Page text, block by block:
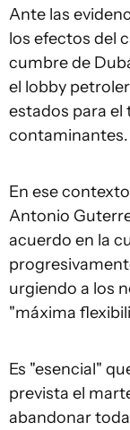
Ante las
los efectos del
cumbre de
el lobby
estados para el
contaminantes.
En ese
Antonio
acuerdo en la
urgiendo a los
"máxima
Es "esencial"
prevista el
abandonar